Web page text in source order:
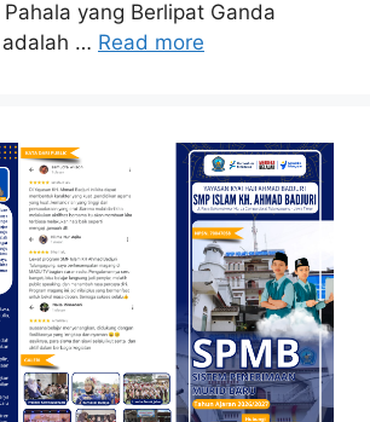
yang Berlipat Ganda
… Read more